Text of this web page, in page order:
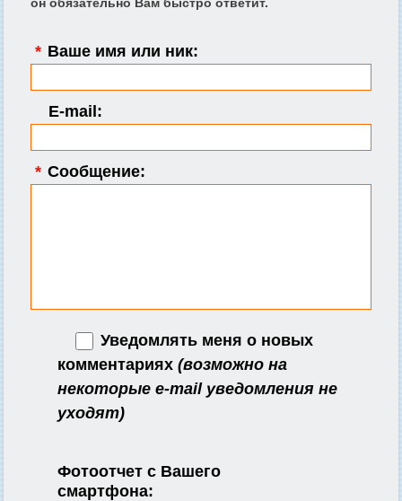
* Ваше имя или ник:
E-mail:
* Сообщение:
Уведомлять меня о новых
комментариях (возможно на
некоторые e-mail уведомления не
уходят)
Фотоотчет с Вашего
смартфона: